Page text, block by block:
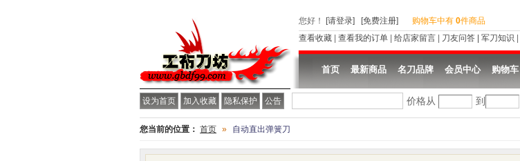
设为首页 加入收藏 隐私保护 公告
您好 ！ [请登录] [免费注册] 购物车中有 0件商品
查看收藏 查看我的订单 给店家留言 刀友问答 军刀知识
首页 最新商品 名刀品牌 会员中心 购物车
价格从 到
您当前的位置： 首页 » 自动直出弹簧刀